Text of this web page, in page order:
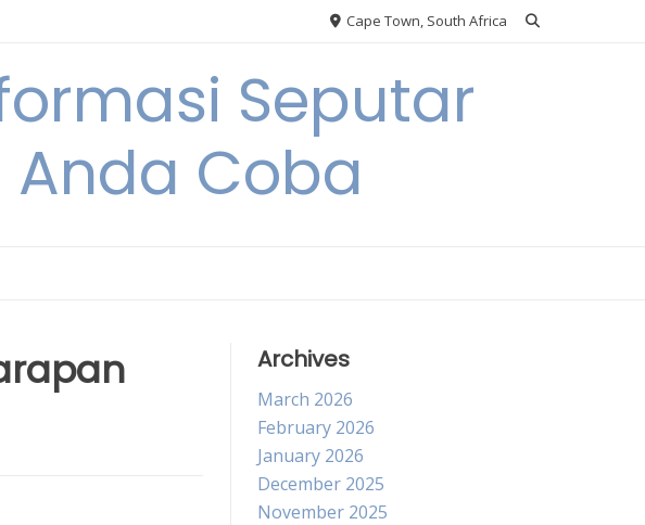
Cape Town, South Africa
Seputar
Anda Coba
Archives
March 2026
February 2026
January 2026
December 2025
November 2025